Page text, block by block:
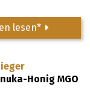
lesen*
Honig MGO